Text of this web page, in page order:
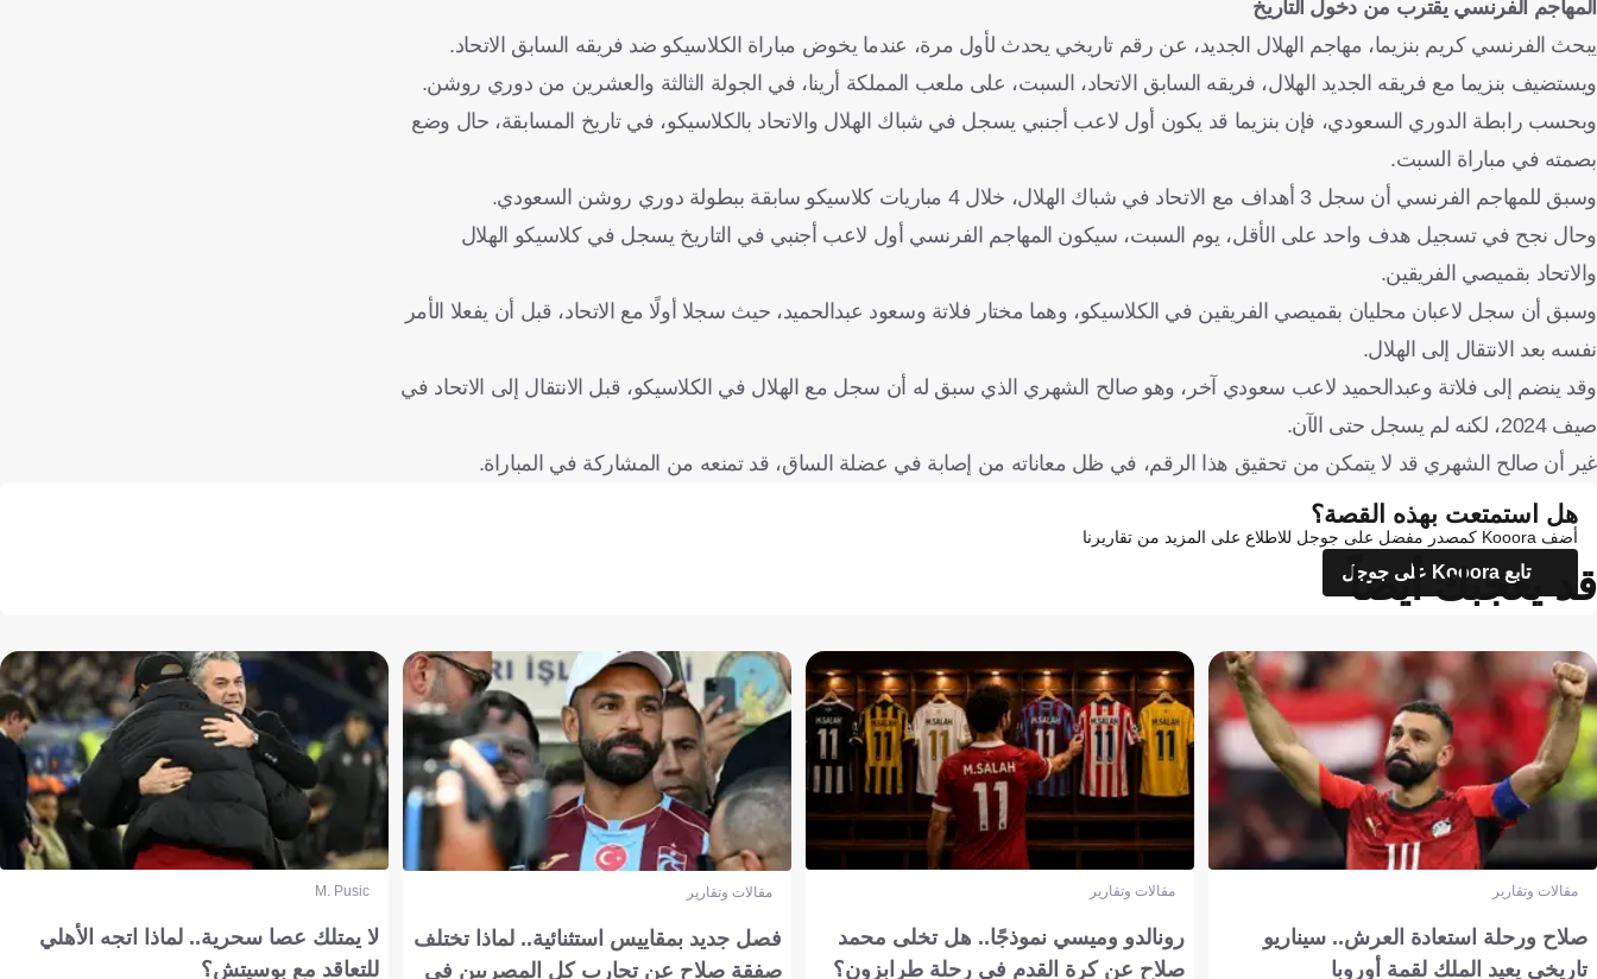
المهاجم الفرنسي يقترب من دخول التاريخ
يبحث الفرنسي كريم بنزيما، مهاجم الهلال الجديد، عن رقم تاريخي يحدث لأول مرة، عندما يخوض مباراة الكلاسيكو ضد فريقه السابق الاتحاد.
ويستضيف بنزيما مع فريقه الجديد الهلال، فريقه السابق الاتحاد، السبت، على ملعب المملكة أرينا، في الجولة الثالثة والعشرين من دوري روشن.
وبحسب رابطة الدوري السعودي، فإن بنزيما قد يكون أول لاعب أجنبي يسجل في شباك الهلال والاتحاد بالكلاسيكو، في تاريخ المسابقة، حال وضع
بصمته في مباراة السبت.
وسبق للمهاجم الفرنسي أن سجل 3 أهداف مع الاتحاد في شباك الهلال، خلال 4 مباريات كلاسيكو سابقة ببطولة دوري روشن السعودي.
وحال نجح في تسجيل هدف واحد على الأقل، يوم السبت، سيكون المهاجم الفرنسي أول لاعب أجنبي في التاريخ يسجل في كلاسيكو الهلال
والاتحاد بقميصي الفريقين.
وسبق أن سجل لاعبان محليان بقميصي الفريقين في الكلاسيكو، وهما مختار فلاتة وسعود عبدالحميد، حيث سجلا أولًا مع الاتحاد، قبل أن يفعلا الأمر
نفسه بعد الانتقال إلى الهلال.
وقد ينضم إلى فلاتة وعبدالحميد لاعب سعودي آخر، وهو صالح الشهري الذي سبق له أن سجل مع الهلال في الكلاسيكو، قبل الانتقال إلى الاتحاد في
صيف 2024، لكنه لم يسجل حتى الآن.
غير أن صالح الشهري قد لا يتمكن من تحقيق هذا الرقم، في ظل معاناته من إصابة في عضلة الساق، قد تمنعه من المشاركة في المباراة.
هل استمتعت بهذه القصة؟
أضف Kooora كمصدر مفضل على جوجل للاطلاع على المزيد من تقاريرنا
تابع Kooora على جوجل
قد يعجبك أيضاً
مقالات وتقارير
صلاح ورحلة استعادة العرش.. سيناريو
تاريخي يعيد الملك لقمة أوروبا
مقالات وتقارير
رونالدو وميسي نموذجًا.. هل تخلى محمد
صلاح عن كرة القدم في رحلة طرابزون؟
مقالات وتقارير
فصل جديد بمقاييس استثنائية.. لماذا تختلف
صفقة صلاح عن تجارب كل المصريين في
M. Pusic
لا يمتلك عصا سحرية.. لماذا اتجه الأهلي
للتعاقد مع بوسيتش؟